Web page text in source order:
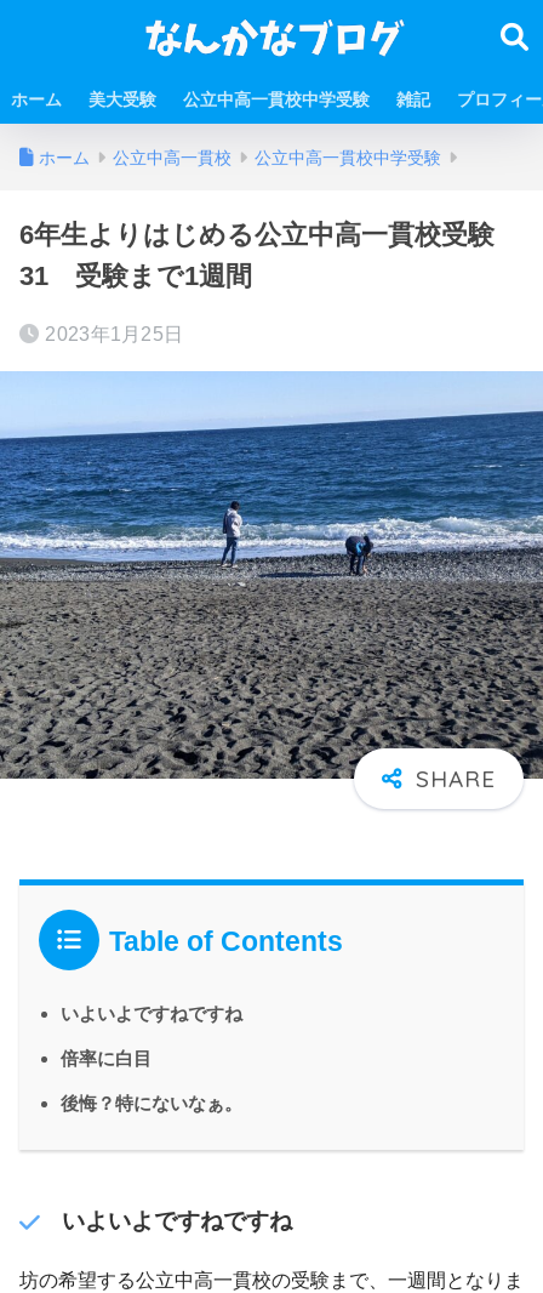
ホーム 美大受験 公立中高一貫校中学受験 雑記 プロフィ
ホーム 公立中高一貫校 公立中高一貫校中学受験
6年生よりはじめる公立中高一貫校受験
31 受験まで1週間
2023年1月25日
Table of Contents
いよいよですねですね
倍率に白目
後悔？特にないなぁ。
いよいよですねですね
坊の希望する公立中高一貫校の受験まで、一週間となりま